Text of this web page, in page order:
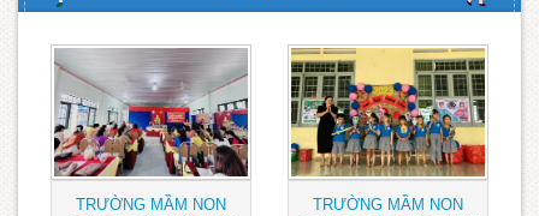
TRƯỜNG MẦM NON
TRƯỜNG MẦM NON